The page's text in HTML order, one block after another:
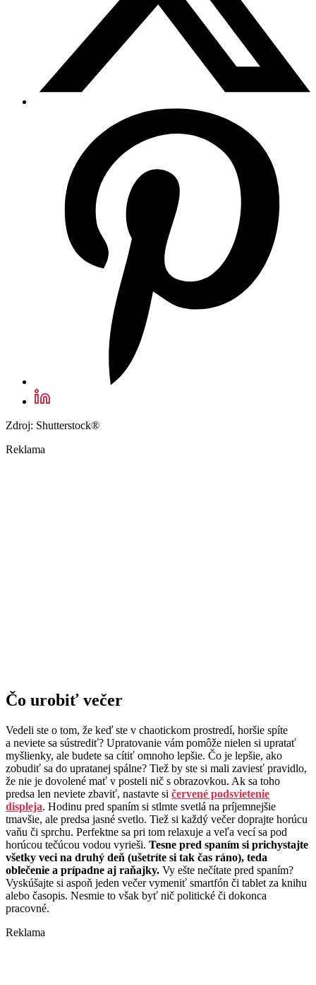
Zdroj: Shutterstock®
Reklama
Čo urobiť večer
Vedeli ste o tom, že keď ste v chaotickom prostredí, horšie spíte
a neviete sa sústrediť? Upratovanie vám pomôže nielen si upratať
myšlienky, ale budete sa cítiť omnoho lepšie. Čo je lepšie, ako
zobudiť sa do upratanej spálne? Tiež by ste si mali zaviesť pravidlo,
že nie je dovolené mať v posteli nič s obrazovkou. Ak sa toho
predsa len neviete zbaviť, nastavte si červené podsvietenie
displeja. Hodinu pred spaním si stlmte svetlá na príjemnejšie
tmavšie, ale predsa jasné svetlo. Tiež si každý večer doprajte horúcu
vaňu či sprchu. Perfektne sa pri tom relaxuje a veľa vecí sa pod
horúcou tečúcou vodou vyrieši. Tesne pred spaním si prichystajte
všetky veci na druhý deň (ušetríte si tak čas ráno), teda
oblečenie a prípadne aj raňajky. Vy ešte nečítate pred spaním?
Vyskúšajte si aspoň jeden večer vymeniť smartfón či tablet za knihu
alebo časopis. Nesmie to však byť nič politické či dokonca
pracovné.
Reklama